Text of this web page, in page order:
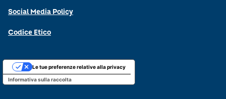
Social Media Policy
Codice Etico
Informativa sulla raccolta
Le tue preferenze relative alla privacy